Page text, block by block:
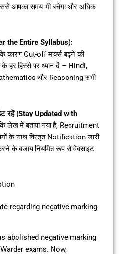
आपका समय भी बचेगा और अधिक
the Entire Syllabus):
Cut-off मार्क्स बढ़ने की
हर हिस्से पर ध्यान दें – Hindi,
और Reasoning सभी
रहें (Stay Updated with
लेख में बताया गया है, Recruitment
के साथ विस्तृत Notification जारी
के बजाय नियमित रूप से वेबसाइट
regarding negative marking
abolished negative marking
exams. Now,